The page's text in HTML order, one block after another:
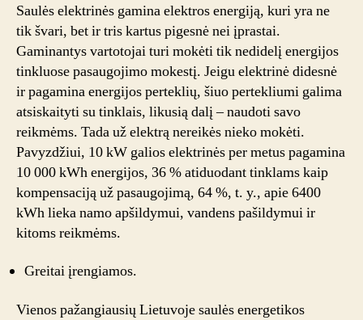
Saulės elektrinės gamina elektros energiją, kuri yra ne
tik švari, bet ir tris kartus pigesnė nei įprastai.
Gaminantys vartotojai turi mokėti tik nedidelį energijos
tinkluose pasaugojimo mokestį. Jeigu elektrinė didesnė
ir pagamina energijos perteklių, šiuo pertekliumi galima
atsiskaityti su tinklais, likusią dalį – naudoti savo
reikmėms. Tada už elektrą nereikės nieko mokėti.
Pavyzdžiui, 10 kW galios elektrinės per metus pagamina
10 000 kWh energijos, 36 % atiduodant tinklams kaip
kompensaciją už pasaugojimą, 64 %, t. y., apie 6400
kWh lieka namo apšildymui, vandens pašildymui ir
kitoms reikmėms.
Greitai įrengiamos.
Vienos pažangiausių Lietuvoje saulės energetikos